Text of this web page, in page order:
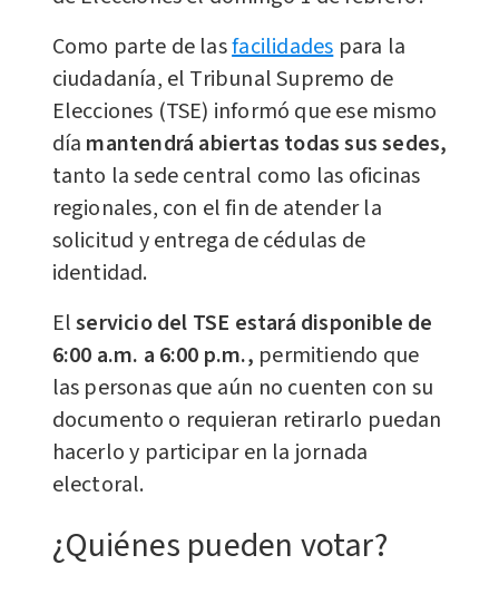
Como parte de lasfacilidades para la
ciudadanía, el Tribunal Supremo de
Elecciones (TSE) informó que ese mismo
día mantendrá abiertas todas sus sedes,
tanto la sede central como las oficinas
regionales, con el fin de atender la
solicitud y entrega de cédulas de
identidad.
Elservicio del TSE estará disponible de
6:00 a.m. a 6:00 p.m., permitiendo que
las personas que aún no cuenten con su
documento o requieran retirarlo puedan
hacerlo y participar en la jornada
electoral.
¿Quiénes pueden votar?